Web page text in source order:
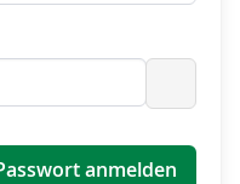
anmelden